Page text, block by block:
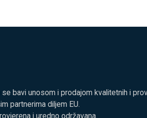
se bavi unosom i prodajom kvalitetnih i
partnerima diljem EU.
i uredno održavana.